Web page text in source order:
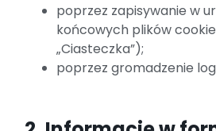
poprzez zapisywanie w
końcowych plików
„Ciasteczka”);
poprzez gromadzenie